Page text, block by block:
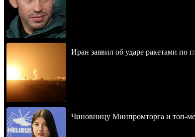
Иран заявил об ударе ракетами
Чиновницу Минпромторга и топ-